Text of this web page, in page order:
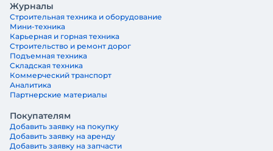
Журналы
Строительная техника и оборудование
Мини-техника
Карьерная и горная техника
Строительство и ремонт дорог
Подъемная техника
Складская техника
Коммерческий транспорт
Аналитика
Партнерские материалы
Покупателям
Добавить заявку на покупку
Добавить заявку на аренду
Добавить заявку на запчасти